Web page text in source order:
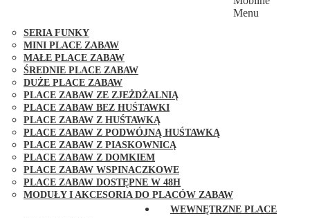
SERIA FUNKY
MINI PLACE ZABAW
MAŁE PLACE ZABAW
ŚREDNIE PLACE ZABAW
DUŻE PLACE ZABAW
PLACE ZABAW ZE ZJEŻDŻALNIĄ
PLACE ZABAW BEZ HUŚTAWKI
PLACE ZABAW Z HUŚTAWKĄ
PLACE ZABAW Z PODWÓJNĄ HUŚTAWKĄ
PLACE ZABAW Z PIASKOWNICĄ
PLACE ZABAW Z DOMKIEM
PLACE ZABAW WSPINACZKOWE
PLACE ZABAW DOSTĘPNE W 48H
MODUŁY I AKCESORIA DO PLACÓW ZABAW
Menu
WEWNĘTRZNE PLACE